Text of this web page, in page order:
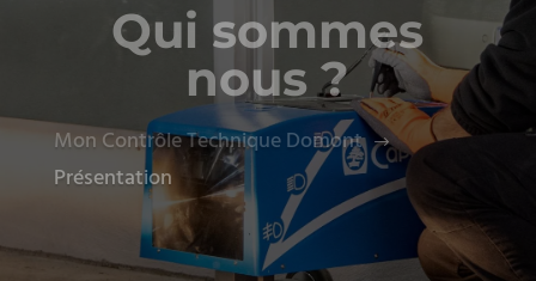
Qui sommes
nous ?
Mon Contrôle Technique Domont $
Présentation